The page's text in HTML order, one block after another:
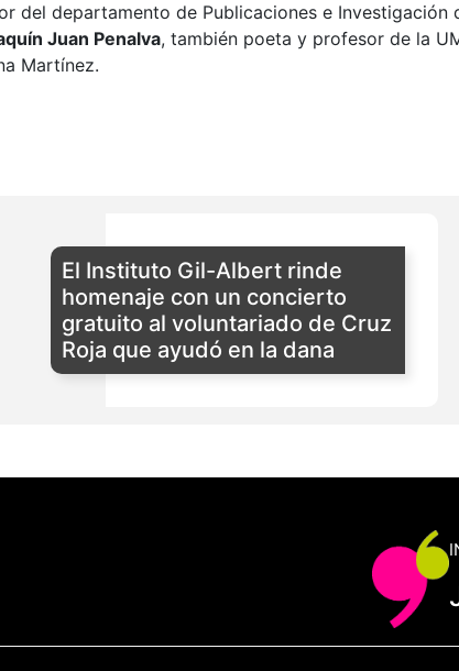
del departamento de Publicaciones e Investigación
Juan Penalva, también poeta y profesor de la
Martínez.
El Instituto Gil-Albert rinde
homenaje con un concierto
gratuito al voluntariado de Cruz
Roja que ayudó en la dana